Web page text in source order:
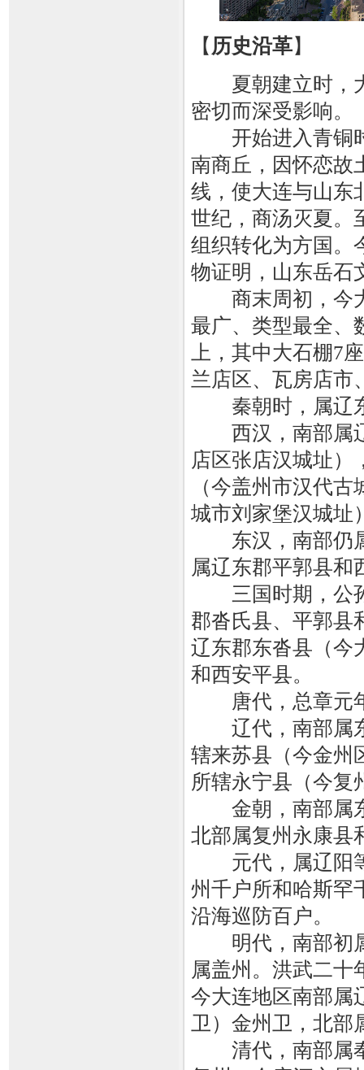
【 历史沿革】
夏朝建立时，大
密切而深受影响。
开始进入青铜时
南商丘，因怀恋故
线，使大连与山东
世纪，商汤灭夏。
组织转化为方国。
物证明，山东岳石
商末周初，今大
最广、类型最全、
上，其中大石棚7
兰店区、瓦房店市
秦朝时，属辽
西汉，南部属
店区张店汉城址）
（今盖州市汉代
城市刘家堡汉城址
东汉，南部仍
属辽东郡平郭县和
三国时期，公孙
郡沓氏县、平郭县
辽东郡东沓县（今
和西安平县。
唐代，总章元年
辽代，南部属东
辖来苏县（今金州
所辖永宁县（今复
金朝，南部属东
北部属复州永康县
元代，属辽阳等
州千户所和哈斯罕
沿海巡防百户。
明代，南部初属
属盖州。洪武二十
今大连地区南部属
卫）金州卫，北部
清代，南部属